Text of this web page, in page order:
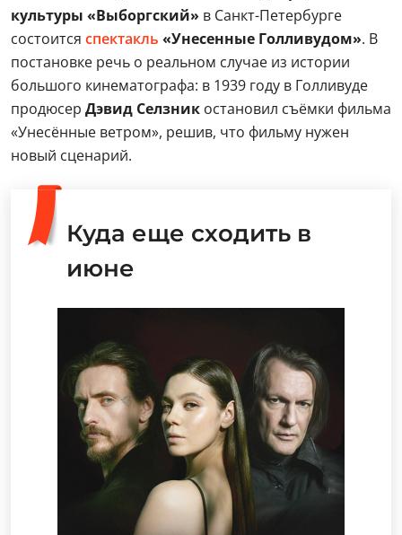
культуры «Выборгский» в Санкт-Петербурге
состоится спектакль «Унесенные Голливудом». В
постановке речь о реальном случае из истории
большого кинематографа: в 1939 году в Голливуде
продюсер Дэвид Селзник остановил съёмки фильма
«Унесённые ветром», решив, что фильму нужен
новый сценарий.
Куда еще сходить в
июне